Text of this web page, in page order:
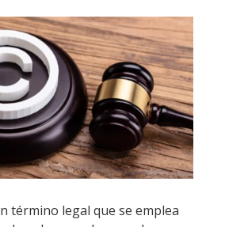
término legal que se emplea